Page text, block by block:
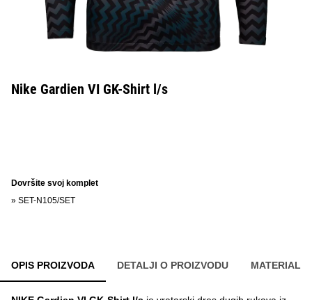
Nike Gardien VI GK-Shirt l/s
Dovršite svoj komplet
» SET-N105/SET
OPIS PROIZVODA DETALJI O PROIZVODU MATERIAL